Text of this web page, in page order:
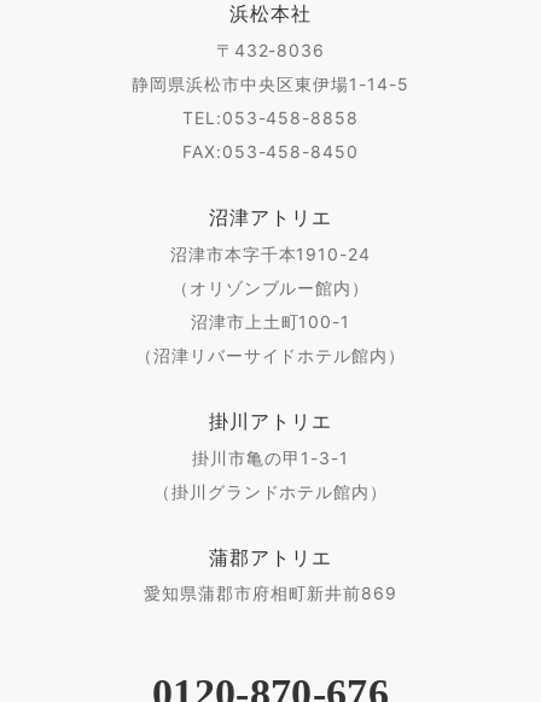
浜松本社
〒432-8036
静岡県浜松市中央区東伊場1-14-5
TEL:053-458-8858
FAX:053-458-8450
沼津アトリエ
沼津市本字千本1910-24
（オリゾンブルー館内）
沼津市上土町100-1
（沼津リバーサイドホテル館内）
掛川アトリエ
掛川市亀の甲1-3-1
（掛川グランドホテル館内）
蒲郡アトリエ
愛知県蒲郡市府相町新井前869